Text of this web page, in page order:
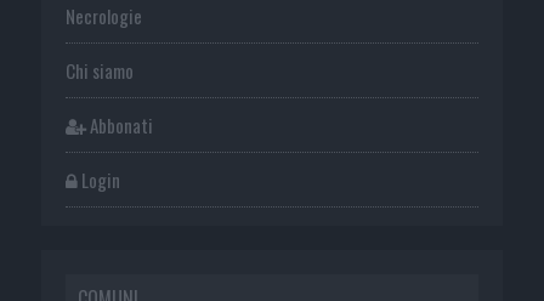
Necrologie
Chi siamo
Abbonati
Login